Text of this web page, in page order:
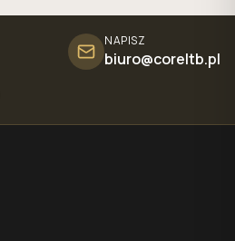
NAPISZ
biuro@coreltb.pl